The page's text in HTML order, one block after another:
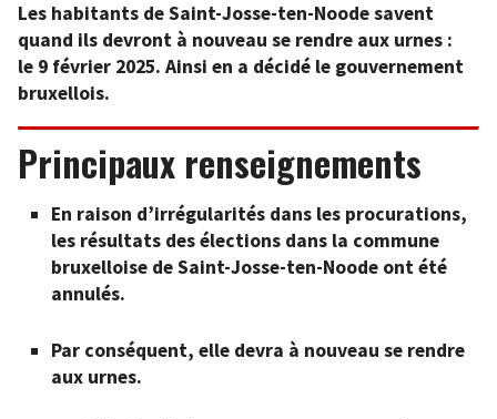
Les habitants de Saint-Josse-ten-Noode savent
quand ils devront à nouveau se rendre aux urnes :
le 9 février 2025. Ainsi en a décidé le gouvernement
bruxellois.
Principaux renseignements
En raison d’irrégularités dans les procurations,
les résultats des élections dans la commune
bruxelloise de Saint-Josse-ten-Noode ont été
annulés.
Par conséquent, elle devra à nouveau se rendre
aux urnes.